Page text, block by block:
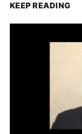
KEEP READING